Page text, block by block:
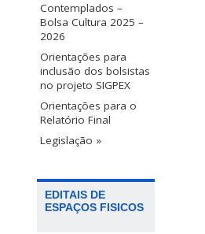
Contemplados –
Bolsa Cultura 2025 –
2026
Orientações para
inclusão dos bolsistas
no projeto SIGPEX
Orientações para o
Relatório Final
Legislação »
EDITAIS DE
ESPAÇOS FISICOS